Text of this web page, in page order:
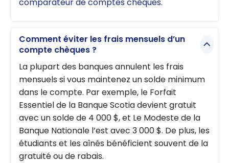
comparateur de comptes chèques.
Comment éviter les frais mensuels d’un
compte chèques ?
La plupart des banques annulent les frais
mensuels si vous maintenez un solde minimum
dans le compte. Par exemple, le Forfait
Essentiel de la Banque Scotia devient gratuit
avec un solde de 4 000 $, et Le Modeste de la
Banque Nationale l’est avec 3 000 $. De plus, les
étudiants et les aînés bénéficient souvent de la
gratuité ou de rabais.